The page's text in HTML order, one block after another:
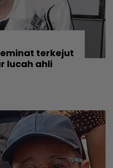
terkejut
lucah ahli